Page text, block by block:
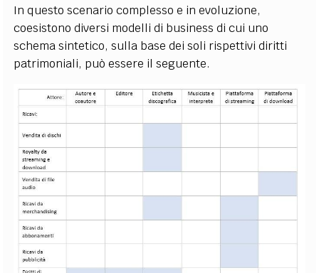
In questo scenario complesso e in evoluzione,
coesistono diversi modelli di business di cui uno
schema sintetico, sulla base dei soli rispettivi diritti
patrimoniali, può essere il seguente.